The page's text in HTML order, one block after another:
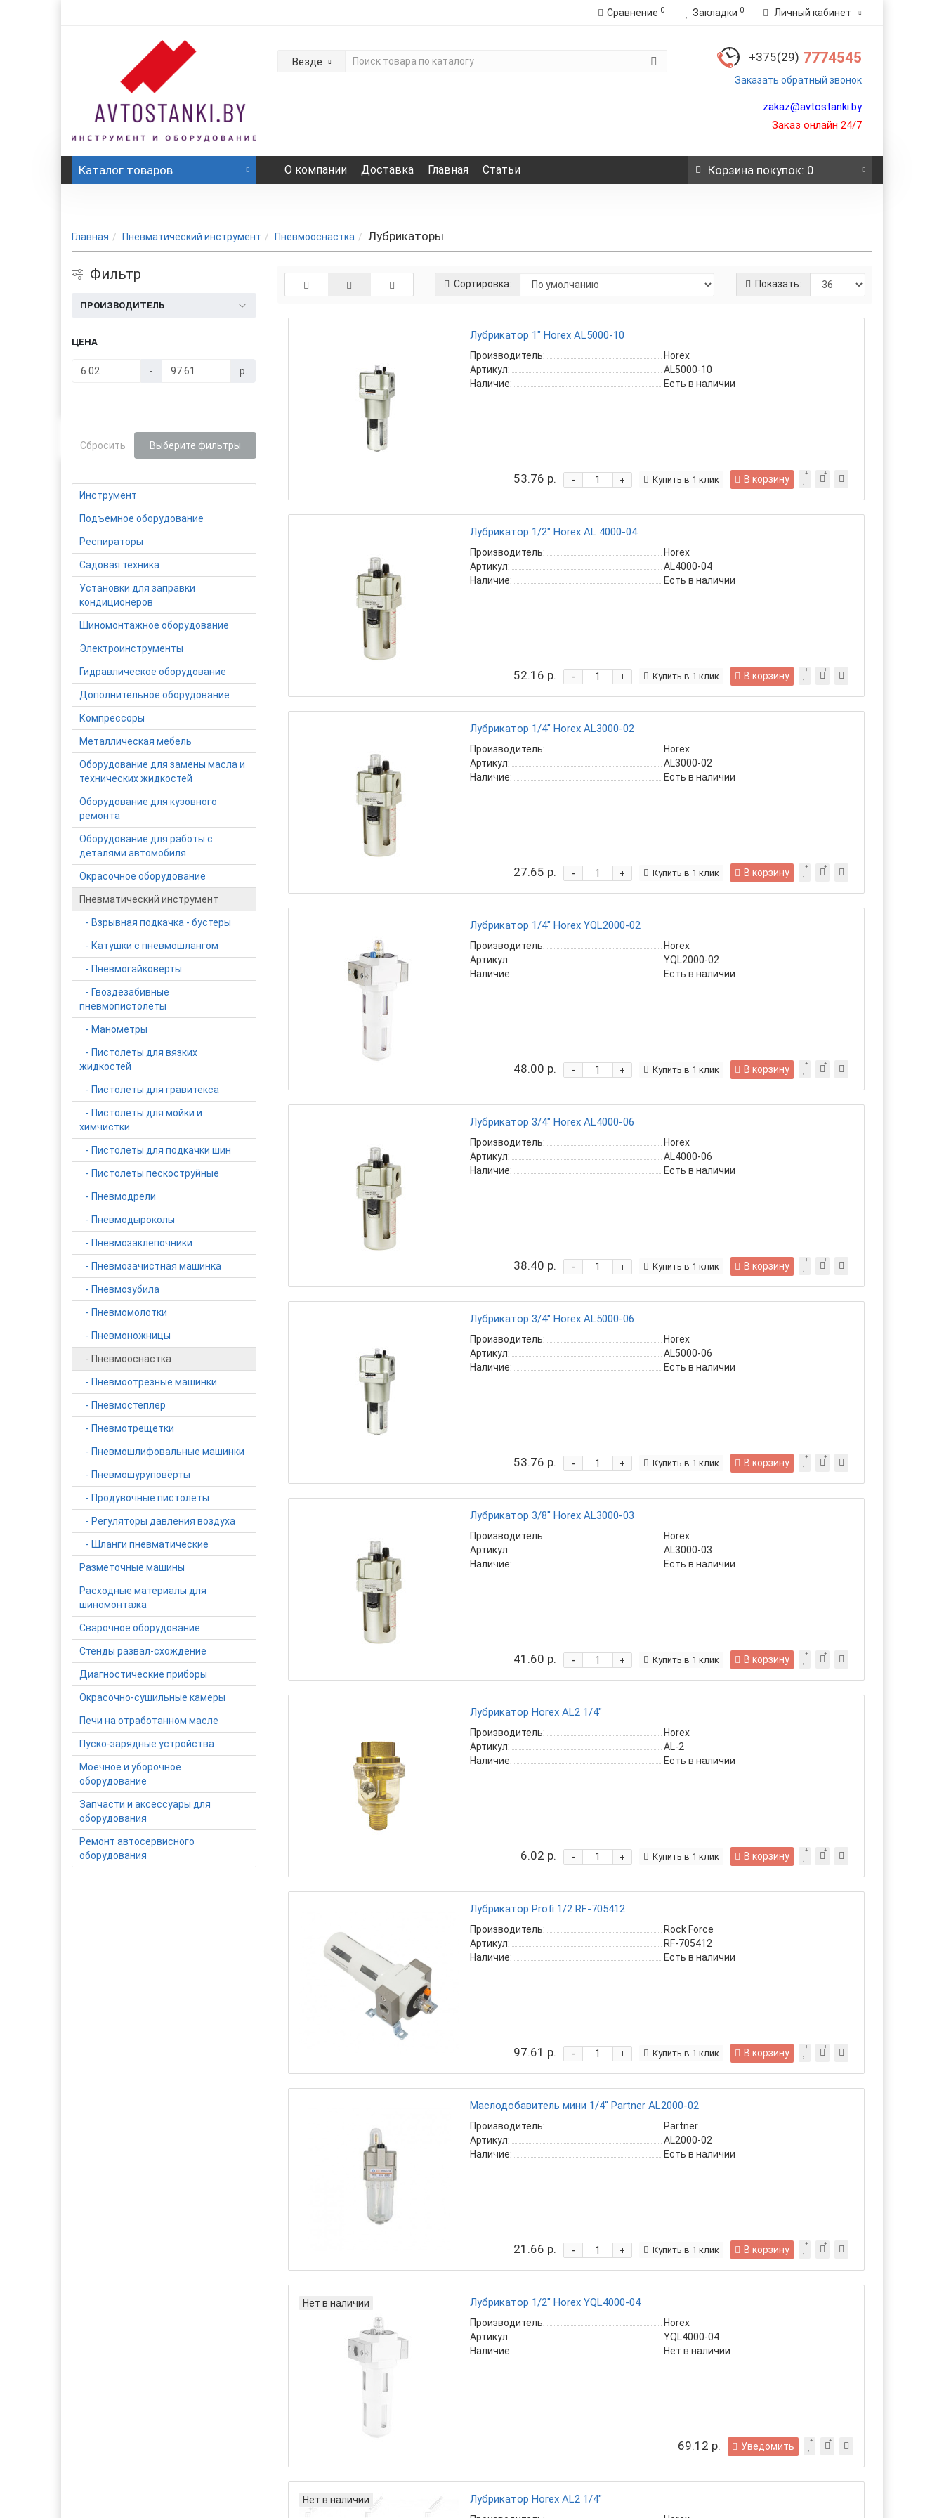
Сравнение 0 Закладки 0 Личный кабинет
Везде +375(29) 7774545
Заказать обратный звонок
zakaz@avtostanki.by
Заказ онлайн 24/7
Каталог товаров О компании Доставка Главная Статьи Корзинапокупок: 0
Главная Пневматический инструмент Пневмооснастка Лубрикаторы
Фильтр
ПРОИЗВОДИТЕЛЬ
ЦЕНА
- р.
Сбросить Выберите фильтры
Инструмент
Подъемное оборудование
Респираторы
Садовая техника
Установки для заправки
кондиционеров
Шиномонтажное оборудование
Электроинструменты
Гидравлическое оборудование
Дополнительное оборудование
Компрессоры
Металлическая мебель
Оборудование для замены масла и
технических жидкостей
Оборудование для кузовного
ремонта
Оборудование для работы с
деталями автомобиля
Окрасочное оборудование
Пневматический инструмент
- Взрывная подкачка - бустеры
- Катушки с пневмошлангом
- Пневмогайковёрты
- Гвоздезабивные
пневмопистолеты
- Манометры
- Пистолеты для вязких
жидкостей
- Пистолеты для гравитекса
- Пистолеты для мойки и
химчистки
- Пистолеты для подкачки шин
- Пистолеты пескоструйные
- Пневмодрели
- Пневмодыроколы
- Пневмозаклёпочники
- Пневмозачистная машинка
- Пневмозубила
- Пневмомолотки
- Пневмоножницы
- Пневмооснастка
- Пневмоотрезные машинки
- Пневмостеплер
- Пневмотрещетки
- Пневмошлифовальные машинки
- Пневмошуруповёрты
- Продувочные пистолеты
- Регуляторы давления воздуха
- Шланги пневматические
Разметочные машины
Расходные материалы для
шиномонтажа
Сварочное оборудование
Стенды развал-схождение
Диагностические приборы
Окрасочно-сушильные камеры
Печи на отработанном масле
Пуско-зарядные устройства
Моечное и уборочное
оборудование
Запчасти и аксессуары для
оборудования
Ремонт автосервисного
оборудования
Сортировка: Показать:
Лубрикатор 1" Horex AL5000-10
Производитель:
Horex
Артикул:
AL5000-10
Наличие:
Есть в наличии
53.76 р. +
- В корзину
Купить в 1 клик
Лубрикатор 1/2" Horex AL 4000-04
Производитель:
Horex
Артикул:
AL4000-04
Наличие:
Есть в наличии
52.16 р. +
- В корзину
Купить в 1 клик
Лубрикатор 1/4" Horex AL3000-02
Производитель:
Horex
Артикул:
AL3000-02
Наличие:
Есть в наличии
27.65 р. +
- В корзину
Купить в 1 клик
Лубрикатор 1/4" Horex YQL2000-02
Производитель:
Horex
Артикул:
YQL2000-02
Наличие:
Есть в наличии
48.00 р. +
- В корзину
Купить в 1 клик
Лубрикатор 3/4" Horex AL4000-06
Производитель:
Horex
Артикул:
AL4000-06
Наличие:
Есть в наличии
38.40 р. +
- В корзину
Купить в 1 клик
Лубрикатор 3/4" Horex AL5000-06
Производитель:
Horex
Артикул:
AL5000-06
Наличие:
Есть в наличии
53.76 р. +
- В корзину
Купить в 1 клик
Лубрикатор 3/8" Horex AL3000-03
Производитель:
Horex
Артикул:
AL3000-03
Наличие:
Есть в наличии
41.60 р. +
- В корзину
Купить в 1 клик
Лубрикатор Horex AL2 1/4"
Производитель:
Horex
Артикул:
AL-2
Наличие:
Есть в наличии
6.02 р. +
- В корзину
Купить в 1 клик
Лубрикатор Profi 1/2 RF-705412
Производитель:
Rock Force
Артикул:
RF-705412
Наличие:
Есть в наличии
97.61 р. +
- В корзину
Купить в 1 клик
Маслодобавитель мини 1/4'' Partner AL2000-02
Производитель:
Partner
Артикул:
AL2000-02
Наличие:
Есть в наличии
21.66 р. +
- В корзину
Купить в 1 клик
Нет в наличии Лубрикатор 1/2" Horex YQL4000-04
Производитель:
Horex
Артикул:
YQL4000-04
Наличие:
Нет в наличии
69.12 р. Уведомить
Нет в наличии Лубрикатор Horex AL2 1/4"